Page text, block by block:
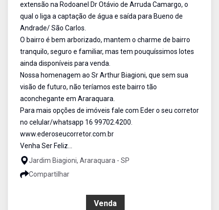
extensão na Rodoanel Dr Otávio de Arruda Camargo, o
qual o liga a captação de água e saída para Bueno de
Andrade/ São Carlos.
O bairro é bem arborizado, mantem o charme de bairro
tranquilo, seguro e familiar, mas tem pouquíssimos lotes
ainda disponíveis para venda.
Nossa homenagem ao Sr Arthur Biagioni, que sem sua
visão de futuro, não teríamos este bairro tão
aconchegante em Araraquara.
Para mais opções de imóveis fale com Eder o seu corretor
no celular/whatsapp 16 99702.4200.
www.ederoseucorretor.com.br
Venha Ser Feliz...
Jardim Biagioni, Araraquara - SP
Compartilhar
Venda